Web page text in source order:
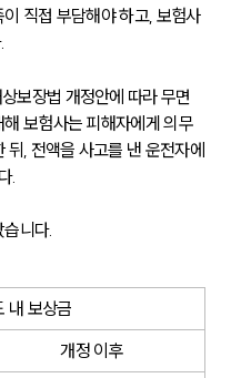
직접 부담해야 하고, 보험사
보장법 개정안에 따라 무면
보험사는 피해자에게 의무
, 전액을 사고를 낸 운전자에
.
니다.
내 보상금
개정 이후